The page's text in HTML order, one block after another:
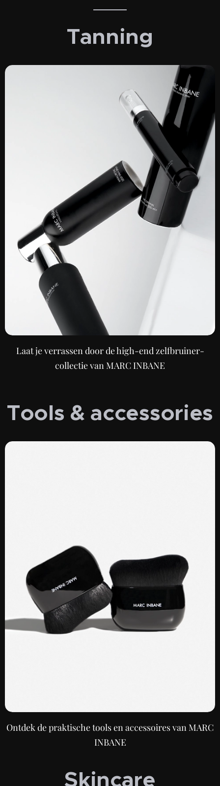
Tanning
Laat je verrassen door de high-end zelfbruiner-
collectie van MARC INBANE
Tools & accessories
Ontdek de praktische tools en accessoires van MARC
INBANE
Skincare